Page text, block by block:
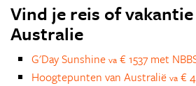
Vind je reis of
Australie
G'Day Sunshine va € 1537 met
Hoogtepunten van Australië va €